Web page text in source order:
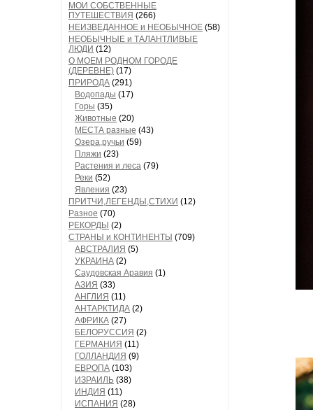
МОИ СОБСТВЕННЫЕ
ПУТЕШЕСТВИЯ (266)
НЕИЗВЕДАННОЕ и НЕОБЫЧНОЕ (58)
НЕОБЫЧНЫЕ и ТАЛАНТЛИВЫЕ
ЛЮДИ (12)
О МОЕМ РОДНОМ ГОРОДЕ
(ДЕРЕВНЕ) (17)
ПРИРОДА (291)
Водопады (17)
Горы (35)
Животные (20)
МЕСТА разные (43)
Озера,ручьи (59)
Пляжи (23)
Растения и леса (79)
Реки (52)
Явления (23)
ПРИТЧИ,ЛЕГЕНДЫ,СТИХИ (12)
Разное (70)
РЕКОРДЫ (2)
СТРАНЫ и КОНТИНЕНТЫ (709)
АВСТРАЛИЯ (5)
УКРАИНА (2)
Саудовская Аравия (1)
АЗИЯ (33)
АНГЛИЯ (11)
АНТАРКТИДА (2)
АФРИКА (27)
БЕЛОРУССИЯ (2)
ГЕРМАНИЯ (11)
ГОЛЛАНДИЯ (9)
ЕВРОПА (103)
ИЗРАИЛЬ (38)
ИНДИЯ (11)
ИСПАНИЯ (28)